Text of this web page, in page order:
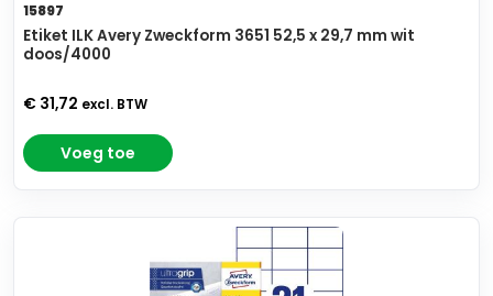
15897
Etiket ILK Avery Zweckform 3651 52,5 x 29,7 mm wit
doos/4000
€ 31,72 excl. BTW
Voeg toe